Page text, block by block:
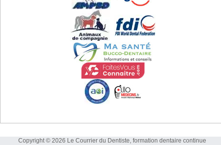
Copyright © 2026 Le Courrier du Dentiste, formation dentaire continue